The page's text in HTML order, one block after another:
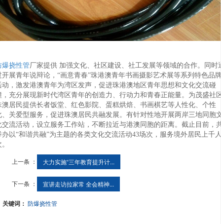
爆挠性管厂家提供 加强文化、社区建设、社工发展等领域的合作。同时
开展青年说辩论，“画意青春”珠港澳青年书画摄影艺术展等系列特色品
动，激发港澳青年为湾区发声，促进珠港澳地区青年思想和文化交流碰
，充分展现新时代湾区青年的创造力、行动力和青春正能量。为茂盛社
澳居民提供长者饭堂、红色影院、蛋糕烘焙、书画棋艺等人性化、个性
、关爱型服务，促进珠澳居民共融发展。有针对性地开展两岸三地同胞
交流活动，设立服务工作站，不断拉近与港澳同胞的距离。截止目前，
办以“和谐共融”为主题的各类文化交流活动43场次，服务境外居民上千
上一条 ： 大力实施“三年教育提升计...
下一条 ： 宣讲走访拉家常 全会精神...
关键词： 防爆挠性管